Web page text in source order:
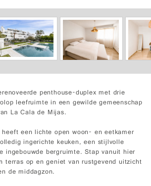
penthouse-duplex met drie
leefruimte in een gewilde gemeenschap
La Cala de Mijas.
een lichte open woon- en eetkamer
ingerichte keuken, een stijlvolle
ingebouwde bergruimte. Stap vanuit hier
terras op en geniet van rustgevend uitzicht
de middagzon.